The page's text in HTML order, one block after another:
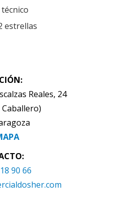
estrellas
Reales, 24
Caballero)
90 66